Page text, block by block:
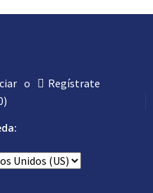
o
Regístrate
)
Hágalo Usted